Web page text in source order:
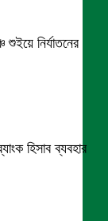
শুইয়ে নির্যাতনের
হিসাব ব্যবহার